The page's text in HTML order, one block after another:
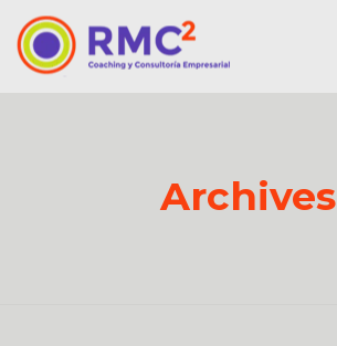
Archives